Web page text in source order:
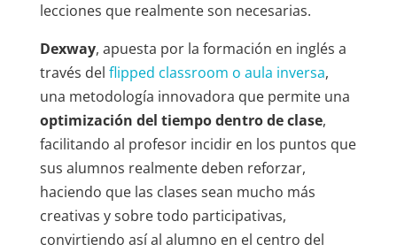
lecciones que realmente son necesarias.
Dexway, apuesta por la formación en inglés a
través del flipped classroom o aula inversa,
una metodología innovadora que permite una
optimización del tiempo dentro de clase,
facilitando al profesor incidir en los puntos que
sus alumnos realmente deben reforzar,
haciendo que las clases sean mucho más
creativas y sobre todo participativas,
convirtiendo así al alumno en el centro del